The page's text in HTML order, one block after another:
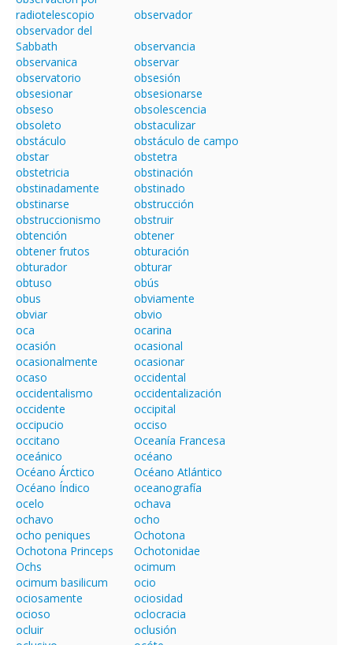
radiotelescopio
observador
observador del
Sabbath
observancia
observanica
observar
observatorio
obsesión
obsesionar
obsesionarse
obseso
obsolescencia
obsoleto
obstaculizar
obstáculo
obstáculo de campo
obstar
obstetra
obstetricia
obstinación
obstinadamente
obstinado
obstinarse
obstrucción
obstruccionismo
obstruir
obtención
obtener
obtener frutos
obturación
obturador
obturar
obtuso
obús
obus
obviamente
obviar
obvio
oca
ocarina
ocasión
ocasional
ocasionalmente
ocasionar
ocaso
occidental
occidentalismo
occidentalización
occidente
occipital
occipucio
occiso
occitano
Oceanía Francesa
oceánico
océano
Océano Árctico
Océano Atlántico
Océano Índico
oceanografía
ocelo
ochava
ochavo
ocho
ocho peniques
Ochotona
Ochotona Princeps
Ochotonidae
Ochs
ocimum
ocimum basilicum
ocio
ociosamente
ociosidad
ocioso
oclocracia
ocluir
oclusión